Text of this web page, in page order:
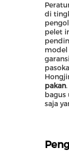
di
pelet
model
pakan
bagus
saja